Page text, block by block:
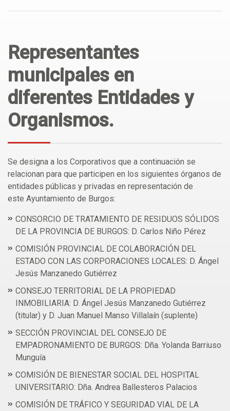
Representantes
municipales en
diferentes Entidades y
Organismos.
Se designa a los Corporativos que a continuación se
relacionan para que participen en los siguientes órganos de
entidades públicas y privadas en representación de
este Ayuntamiento de Burgos:
CONSORCIO DE TRATAMIENTO DE RESIDUOS SÓLIDOS
DE LA PROVINCIA DE BURGOS: D. Carlos Niño Pérez
COMISIÓN PROVINCIAL DE COLABORACIÓN DEL
ESTADO CON LAS CORPORACIONES LOCALES: D. Ángel
Jesús Manzanedo Gutiérrez
CONSEJO TERRITORIAL DE LA PROPIEDAD
INMOBILIARIA: D. Ángel Jesús Manzanedo Gutiérrez
(titular) y D. Juan Manuel Manso Villalaín (suplente)
SECCIÓN PROVINCIAL DEL CONSEJO DE
EMPADRONAMIENTO DE BURGOS: Dña. Yolanda Barriuso
Munguía
COMISIÓN DE BIENESTAR SOCIAL DEL HOSPITAL
UNIVERSITARIO: Dña. Andrea Ballesteros Palacios
COMISIÓN DE TRÁFICO Y SEGURIDAD VIAL DE LA